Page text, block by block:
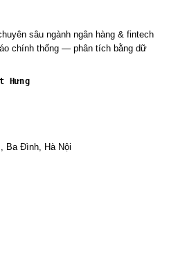
sâu ngành ngân hàng & fintech
chính thống — phân tích bằng dữ
Hưng
Ba Đình, Hà Nội